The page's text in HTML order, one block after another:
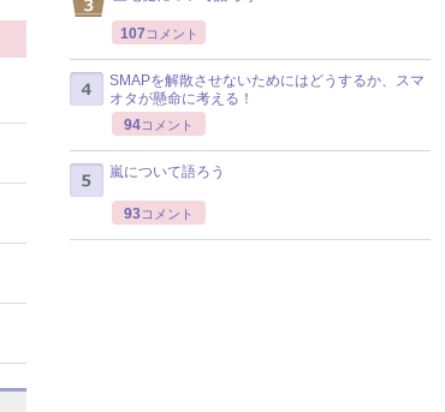
107 コメント
SMAPを解散させないためにはどうするか、スマ
オタが懸命に考える！
94コメント
嵐について語ろう
93コメント